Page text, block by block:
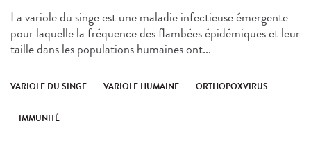
La variole du singe est une maladie infectieuse émergente
pour laquelle la fréquence des flambées épidémiques et leur
taille dans les populations humaines ont...
VARIOLE DU SINGE VARIOLE HUMAINE ORTHOPOXVIRUS
IMMUNITÉ